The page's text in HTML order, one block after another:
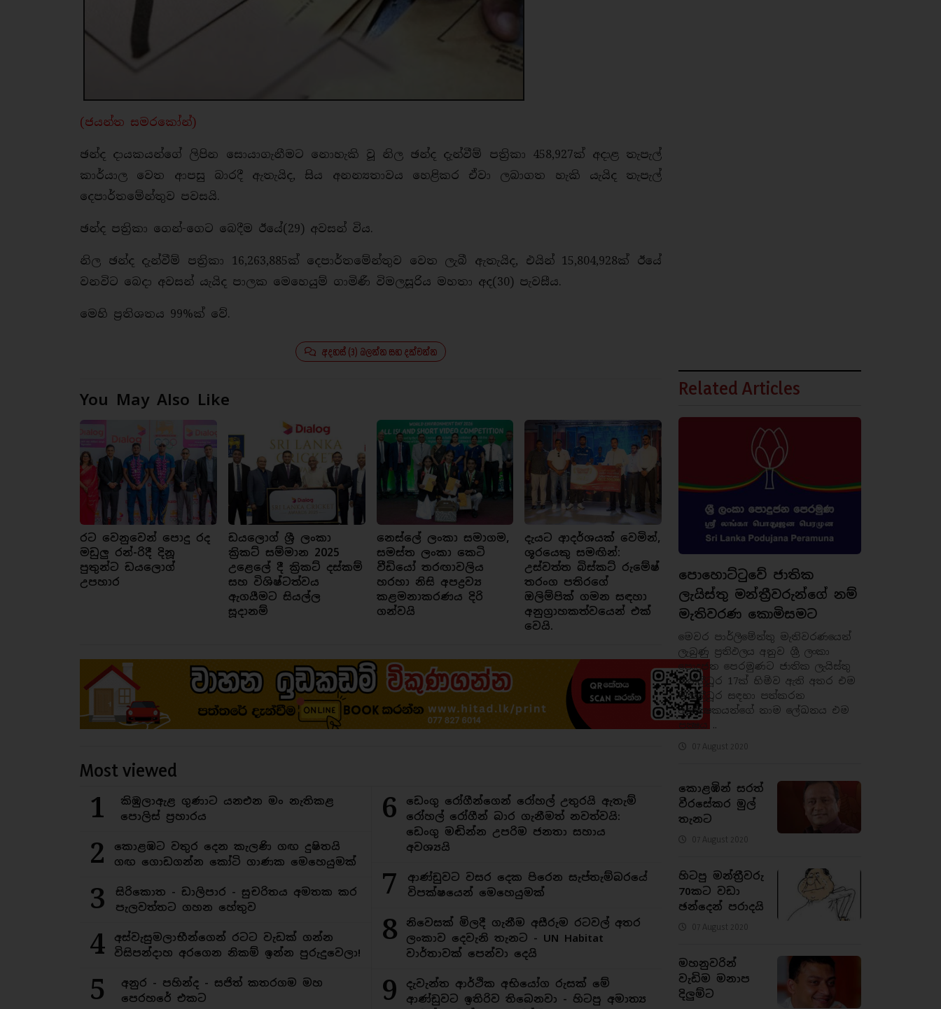
(ජයන්ත සමරකෝන්)
ඡන්ද දායකයන්ගේ ලිපින සොයාගැනීමට නොහැකි වූ නිල ඡන්ද දැන්වීම් පත්‍රිකා 458,927ක් අදාළ තැපැල්
කාර්යාල වෙත ආපසු බාරදී ඇතැයිද, සිය අනන්‍යතාවය හෙළිකර ඒවා ලබාගත හැකි යැයිද තැපැල්
දෙපාර්තමේන්තුව පවසයි.
ඡන්ද පත්‍රිකා ගෙන්-ගෙට බෙදීම ඊයේ(29) අවසන් විය.
නිල ඡන්ද දැන්වීම් පත්‍රිකා 16,263,885ක් දෙපාර්තමේන්තුව වෙත ලැබී ඇතැයිද, එයින් 15,804,928ක් ඊයේ
වනවිට බෙදා අවසන් යැයිද පාලක මෙහෙයුම් ගාමිණී විමලසූරිය මහතා අද(30) පැවසීය.
මෙහි ප්‍රතිශතය 99%ක් වේ.
අදහස් (3) බලන්න සහ දක්වන්න
You May Also Like
රට වෙනුවෙන් පොදු රද
මඩුලු රන්-රිදී දිනූ
පුතුන්ට ඩයලොග්
උපහාර
ඩයලොග් ශ්‍රී ලංකා
ක්‍රිකට් සම්මාන 2025
උළෙලේ දී ක්‍රිකට් දස්කම්
සහ විශිෂ්ටත්වය
ඇගයීමට සියල්ල
සූදානම්
නෙස්ලේ ලංකා සමාගම,
සමස්ත ලංකා කෙටි
වීඩියෝ තරඟාවලිය
හරහා නිසි අපද්‍රව්‍ය
කළමනාකරණය දිරි
ගන්වයි
දැයට ආදර්ශයක් වෙමින්,
ශූරයෙකු සමඟින්:
උස්වත්ත බිස්කට් රුමේෂ්
තරංග පතිරගේ
ඔලිම්පික් ගමන සඳහා
අනුග්‍රාහකත්වයෙන් එක්
වෙයි.
Most viewed
1
කිඹුලාඇළ ගුණාට යනඑන මං නැතිකළ
පොලිස් ප්‍රහාරය
2
කොළඹට වතුර දෙන කැලණි ගඟ දුෂිතයි
ගඟ ගොඩගන්න කෝටි ගාණක මෙහෙයුමක්
3
සිරිකොත - ඩාලිපාර - සුචරිතය අමතක කර
පැලවත්තට ගහන හේතුව
4
අස්වැසුමලාභීන්ගෙන් රටට වැඩක් ගන්න
විසිපන්දාහ අරගෙන නිකම් ඉන්න පුරුදුවෙලා!
5
අනුර - පහින්ද - සජිත් කතරගම මහ
පෙරහරේ එකට
6
ඩෙංගු රෝගීන්ගෙන් රෝහල් උතුරයි ඇතැම්
රෝහල් රෝගීන් බාර ගැනීමත් නවත්වයි:
ඩෙංගු මඬින්න උපරිම ජනතා සහාය
අවශ්‍යයි
7
ආණ්ඩුවට වසර දෙක පිරෙන සැප්තැම්බරයේ
විපක්ෂයෙන් මෙහෙයුමක්
8
නිවෙසක් මිලදී ගැනීම අසීරුම රටවල් අතර
ලංකාව දෙවැනි තැනට - UN Habitat
වාර්තාවක් පෙන්වා දෙයි
9
දැවැන්ත ආර්ථික අභියෝග රුසක් මේ
ආණ්ඩුවට ඉතිරිව තිබෙනවා - හිටපු අමාත්‍ය
Related Articles
පොහොට්ටුවේ ජාතික
ලැයිස්තු මන්ත්‍රීවරුන්ගේ නම්
මැතිවරණ කොමිසමට
මෙවර පාර්ලිමේන්තු මැතිවරණයෙන්
ලැබුණු ප්‍රතිඵලය අනුව ශ්‍රී ලංකා
පොදුජන පෙරමුණට ජාතික ලැයිස්තු
මන්ත්‍රීධූර 17ක් හිමිව ඇති අතර එම
මන්ත්‍රීධූර සඳහා පත්කරන
අපේක්‍ෂකයන්ගේ නාම ලේඛනය එම
පක්‍ෂය ..
07 August 2020
කොළඹින් සරත්
වීරසේකර මුල්
තැනට
07 August 2020
හිටපු මන්ත්‍රීවරු
70කට වඩා
ඡන්දෙන් පරාදයි
07 August 2020
මහනුවරින්
වැඩිම මනාප
දිලුම්ට